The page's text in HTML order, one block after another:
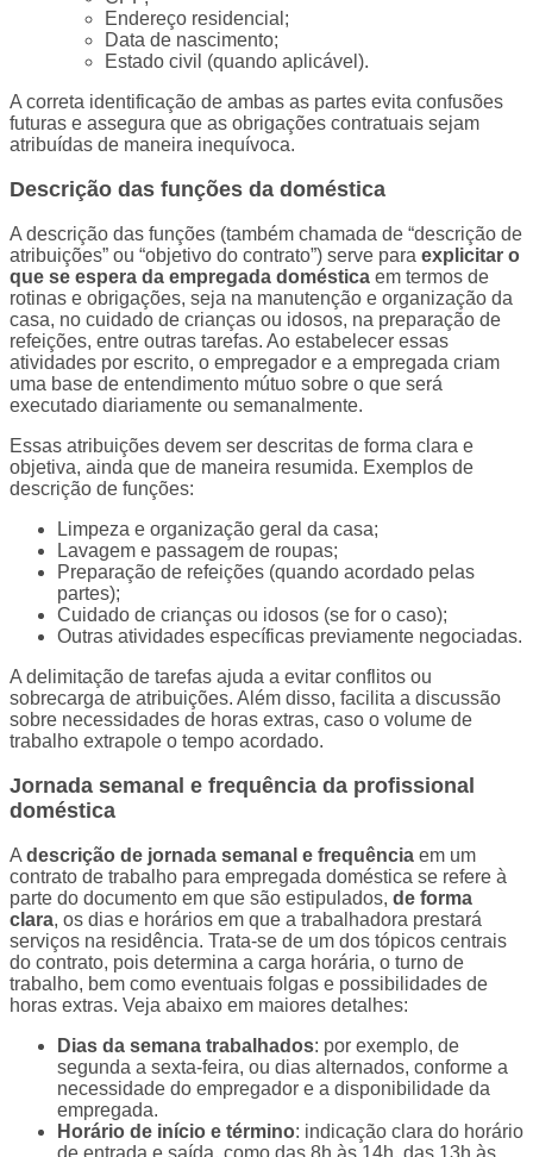
Endereço residencial;
Data de nascimento;
Estado civil (quando aplicável).
A correta identificação de ambas as partes evita confusões
futuras e assegura que as obrigações contratuais sejam
atribuídas de maneira inequívoca.
Descrição das funções da doméstica
A descrição das funções (também chamada de “descrição de
atribuições” ou “objetivo do contrato”) serve para explicitar o
que se espera da empregada doméstica em termos de
rotinas e obrigações, seja na manutenção e organização da
casa, no cuidado de crianças ou idosos, na preparação de
refeições, entre outras tarefas. Ao estabelecer essas
atividades por escrito, o empregador e a empregada criam
uma base de entendimento mútuo sobre o que será
executado diariamente ou semanalmente.
Essas atribuições devem ser descritas de forma clara e
objetiva, ainda que de maneira resumida. Exemplos de
descrição de funções:
Limpeza e organização geral da casa;
Lavagem e passagem de roupas;
Preparação de refeições (quando acordado pelas
partes);
Cuidado de crianças ou idosos (se for o caso);
Outras atividades específicas previamente negociadas.
A delimitação de tarefas ajuda a evitar conflitos ou
sobrecarga de atribuições. Além disso, facilita a discussão
sobre necessidades de horas extras, caso o volume de
trabalho extrapole o tempo acordado.
Jornada semanal e frequência da profissional
doméstica
A descrição de jornada semanal e frequência em um
contrato de trabalho para empregada doméstica se refere à
parte do documento em que são estipulados, de forma
clara, os dias e horários em que a trabalhadora prestará
serviços na residência. Trata-se de um dos tópicos centrais
do contrato, pois determina a carga horária, o turno de
trabalho, bem como eventuais folgas e possibilidades de
horas extras. Veja abaixo em maiores detalhes:
Dias da semana trabalhados: por exemplo, de
segunda a sexta-feira, ou dias alternados, conforme a
necessidade do empregador e a disponibilidade da
empregada.
Horário de início e término: indicação clara do horário
de entrada e saída, como das 8h às 14h, das 13h às